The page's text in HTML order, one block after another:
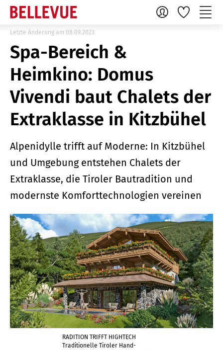
Letzte Änderung am 08.09.2023
Spa-Bereich &
Heimkino: Domus
Vivendi baut Chalets der
Extraklasse in Kitzbühel
Alpenidylle trifft auf Moderne: In Kitzbühel
und Umgebung entstehen Chalets der
Extraklasse, die Tiroler Bautradition und
modernste Komforttechnologien vereinen
RADITION TRIFFT HIGHTECH
Traditionelle Tiroler Hand-